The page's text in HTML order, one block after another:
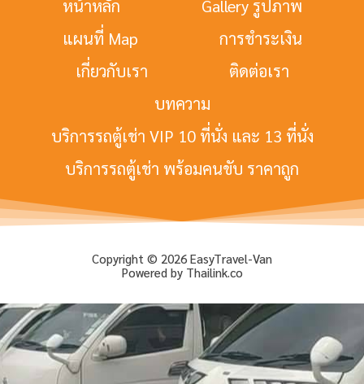
หน้าหลัก
Gallery รูปภาพ
แผนที่ Map
การชำระเงิน
เกี่ยวกับเรา
ติดต่อเรา
บทความ
บริการรถตู้เช่า VIP 10 ที่นั่ง และ 13 ที่นั่ง
บริการรถตู้เช่า พร้อมคนขับ ราคาถูก
Copyright © 2026 EasyTravel-Van
Powered by Thailink.co